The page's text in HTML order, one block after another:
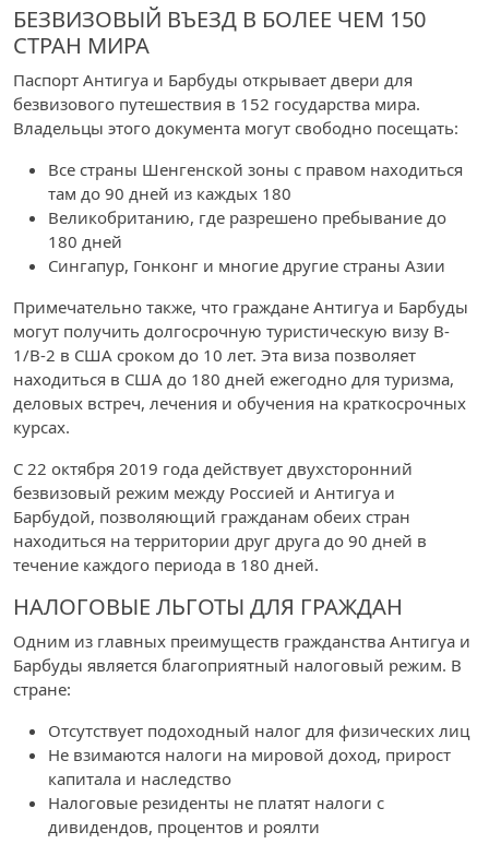
БЕЗВИЗОВЫЙ ВЪЕЗД В БОЛЕЕ ЧЕМ 150
СТРАН МИРА
Паспорт Антигуа и Барбуды открывает двери для
безвизового путешествия в 152 государства мира.
Владельцы этого документа могут свободно посещать:
Все страны Шенгенской зоны с правом находиться
там до 90 дней из каждых 180
Великобританию, где разрешено пребывание до
180 дней
Сингапур, Гонконг и многие другие страны Азии
Примечательно также, что граждане Антигуа и Барбуды
могут получить долгосрочную туристическую визу B-
1/B-2 в США сроком до 10 лет. Эта виза позволяет
находиться в США до 180 дней ежегодно для туризма,
деловых встреч, лечения и обучения на краткосрочных
курсах.
С 22 октября 2019 года действует двухсторонний
безвизовый режим между Россией и Антигуа и
Барбудой, позволяющий гражданам обеих стран
находиться на территории друг друга до 90 дней в
течение каждого периода в 180 дней.
НАЛОГОВЫЕ ЛЬГОТЫ ДЛЯ ГРАЖДАН
Одним из главных преимуществ гражданства Антигуа и
Барбуды является благоприятный налоговый режим. В
стране:
Отсутствует подоходный налог для физических лиц
Не взимаются налоги на мировой доход, прирост
капитала и наследство
Налоговые резиденты не платят налоги с
дивидендов, процентов и роялти